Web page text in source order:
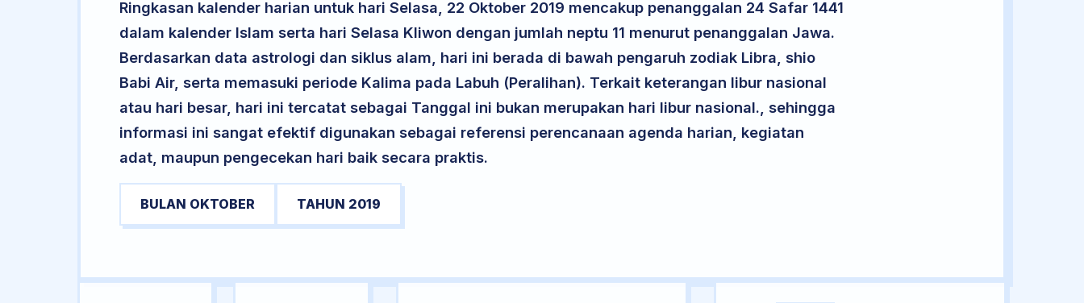
Ringkasan kalender harian untuk hari Selasa, 22 Oktober 2019 mencakup penanggalan 24 Safar 1441
dalam kalender Islam serta hari Selasa Kliwon dengan jumlah neptu 11 menurut penanggalan Jawa.
Berdasarkan data astrologi dan siklus alam, hari ini berada di bawah pengaruh zodiak Libra, shio
Babi Air, serta memasuki periode Kalima pada Labuh (Peralihan). Terkait keterangan libur nasional
atau hari besar, hari ini tercatat sebagai Tanggal ini bukan merupakan hari libur nasional., sehingga
informasi ini sangat efektif digunakan sebagai referensi perencanaan agenda harian, kegiatan
adat, maupun pengecekan hari baik secara praktis.
BULAN OKTOBER TAHUN 2019